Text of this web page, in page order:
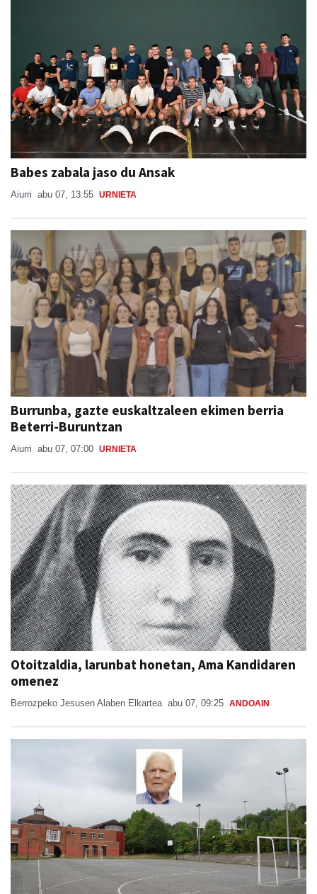
Babes zabala jaso du Ansak
Aiurri abu 07, 13:55 URNIETA
Burrunba, gazte euskaltzaleen ekimen berria
Beterri-Buruntzan
Aiurri abu 07, 07:00 URNIETA
Otoitzaldia, larunbat honetan, Ama Kandidaren
omenez
Berrozpeko Jesusen Alaben Elkartea abu 07, 09:25 ANDOAIN